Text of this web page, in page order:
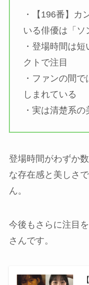
・【196番】カ
いる俳優は「ソ
・登場時間は
クトで注目
・ファンの間で
しまれている
・実は清楚系の
登場時間がわずか
な存在感と美しさ
ん。
今後もさらに注目
さんです。